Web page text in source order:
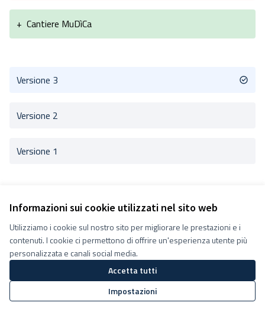
Informazioni sui cookie utilizzati nel sito web
Utilizziamo i cookie sul nostro sito per migliorare le prestazioni e i
contenuti. I cookie ci permettono di offrire un'esperienza utente più
personalizzata e canali social media.
Accetta tutti
Impostazioni
+ Cantiere MuDìCa
Versione 3
Versione 2
Versione 1
Termini e condizioni d''uso
Impostazioni Cookie
Decidiamo su Facebook
Decidiamo su YouTube
(Collegamento esterno)